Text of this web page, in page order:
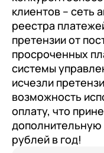
клиентов – сеть
реестра
претензии от
просроченных
системы
исчезли
возможность
оплату, что
дополнительную
рублей в год!